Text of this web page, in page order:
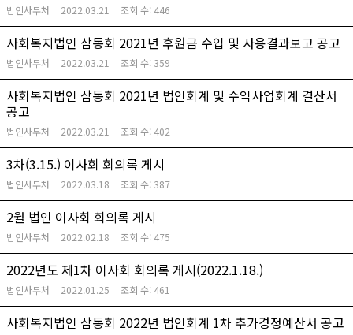
법인사무처 2022.03.21 조회 수: 446
사회복지법인 삼동회 2021년 후원금 수입 및 사용결과보고 공고
법인사무처 2022.03.21 조회 수: 359
사회복지법인 삼동회 2021년 법인회계 및 수익사업회계 결산서
공고
법인사무처 2022.03.21 조회 수: 402
3차(3.15.) 이사회 회의록 게시
법인사무처 2022.03.18 조회 수: 387
2월 법인 이사회 회의록 게시
법인사무처 2022.02.18 조회 수: 475
2022년도 제1차 이사회 회의록 게시(2022.1.18.)
법인사무처 2022.01.25 조회 수: 461
사회복지법인 삼동회 2022년 법인회계 1차 추가경정예산서 공고